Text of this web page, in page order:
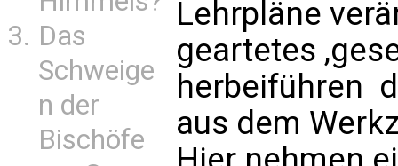
Das
Schweige
n der
Bischöfe
Lehrpläne
geartetes
herbeiführen
aus dem